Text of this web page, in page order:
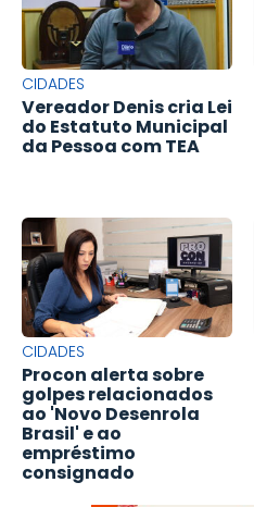
CIDADES
Vereador Denis cria Lei
do Estatuto Municipal
da Pessoa com TEA
CIDADES
Procon alerta sobre
golpes relacionados
ao 'Novo Desenrola
Brasil' e ao
empréstimo
consignado